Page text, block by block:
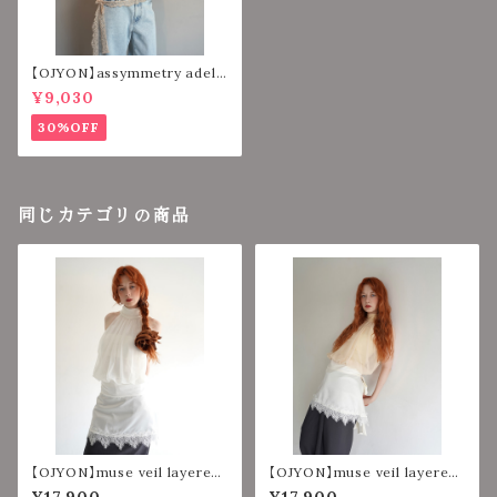
【OJYON】assymmetry adell
a top 【IVORY】
¥9,030
30%OFF
同じカテゴリの商品
【OJYON】muse veil layered
top 【WHITE】
【OJYON】muse veil layered
top 【YELLOW】